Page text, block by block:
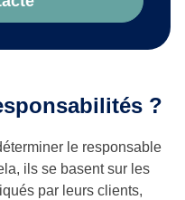
?
le responsable
ils se basent sur les
par leurs clients,